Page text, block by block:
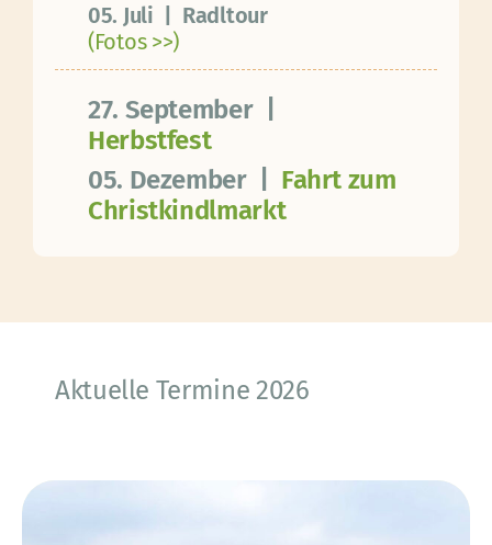
05. Juli | Radltour
(Fotos >>)
27. September |
Herbstfest
05. Dezember | Fahrt zum
Christkindlmarkt
Aktuelle Termine 2026